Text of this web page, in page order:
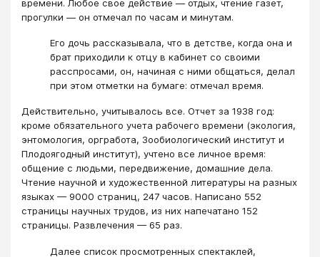
времени. Любое свое действие — отдых, чтение газет,
прогулки — он отмечал по часам и минутам.
Его дочь рассказыва­ла, что в детстве, когда она и
брат приходили к отцу в кабинет со своими
расспросами, он, начи­ная с ними общаться, делал
при этом отметки на бумаге: отмечал время.
Действительно, учитывалось все. Отчет за 1938 год:
кроме обязательного учета рабочего времени (эколо­гия,
энтомология, оргработа, Зообиологический институт и
Плодоягодный институт), учтено все личное время:
общение с людьми, пе­редвижение, домашние дела.
Чтение научной и художественной литературы на разных
языках — 9000 страниц, 247 часов. Написано 552
страницы научных трудов, из них напечатано 152
страницы. Развлечения — 65 раз.
Далее список про­смотренных спектаклей,